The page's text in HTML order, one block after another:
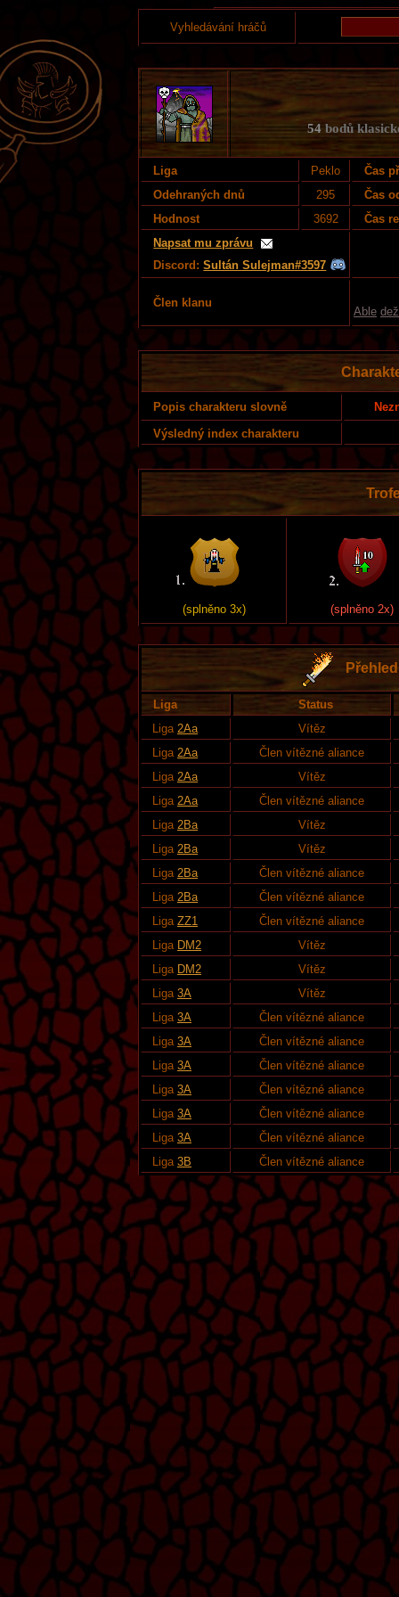
Vyhledávání hráčů
54bodů
Liga Peklo
Čas
Odehraných dnů
295
Čas
Hodnost
3692
Čas
Napsat mu zprávu
Discord:Sultán Sulejman#3597
Člen klanu
Able
Popis charakteru slovně
Výsledný index charakteru
(splněno 3x) (splněno 2x)
Liga
Status
Liga 2Aa
Vítěz
Liga 2Aa
Člen vítězné aliance
Liga 2Aa
Vítěz
Liga 2Aa
Člen vítězné aliance
Liga 2Ba
Vítěz
Liga 2Ba
Vítěz
Liga 2Ba
Člen vítězné aliance
Liga 2Ba
Člen vítězné aliance
Liga ZZ1
Člen vítězné aliance
Liga DM2
Vítěz
Liga DM2
Vítěz
Liga 3A
Vítěz
Liga 3A
Člen vítězné aliance
Liga 3A
Člen vítězné aliance
Liga 3A
Člen vítězné aliance
Liga 3A
Člen vítězné aliance
Liga 3A
Člen vítězné aliance
Liga 3A
Člen vítězné aliance
Liga 3B Člen vítězné aliance